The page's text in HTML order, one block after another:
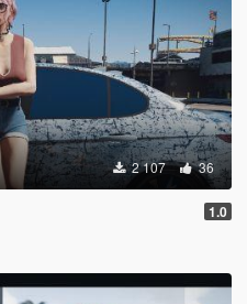
2 107 36
1.0